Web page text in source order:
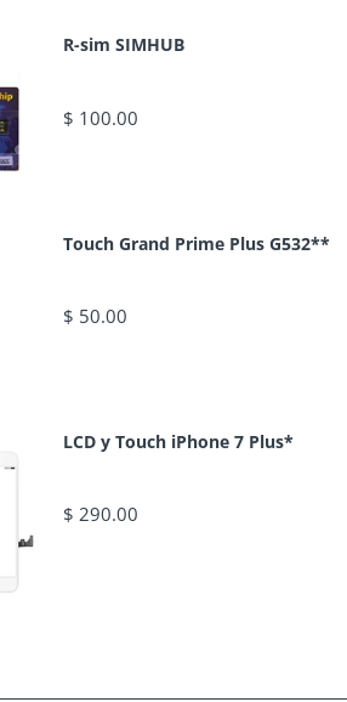
R-sim SIMHUB
$ 100.00
Touch Grand Prime Plus G532**
$ 50.00
LCD y Touch iPhone 7 Plus*
$ 290.00